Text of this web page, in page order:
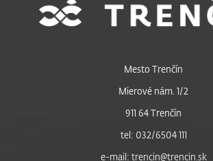
Mesto Trenčín
Mierové nám. 1/2
911 64 Trenčín
tel: 032/6504 111
e-mail: trencin@trencin.sk